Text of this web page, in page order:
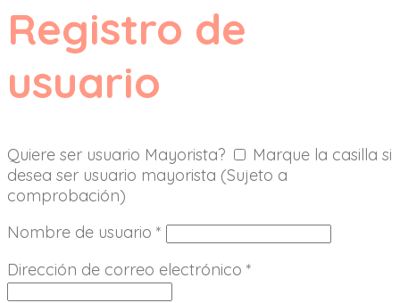
Registro de
usuario
Quiere ser usuario Mayorista?
Marque la casilla si
desea ser usuario mayorista (Sujeto a
comprobación)
Nombre de usuario *
Dirección de correo electrónico *